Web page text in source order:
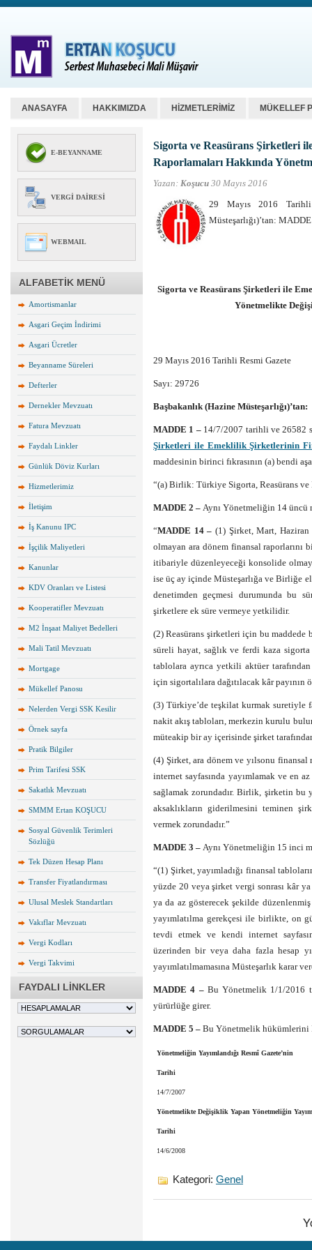
ANASAYFA HAKKIMIZDA HİZMETLERİMİZ MÜKELLEF
E-BEYANNAME
VERGI DAIRESI
WEBMAIL
ALFABETİK MENÜ
Amortismanlar
Asgari Geçim İndirimi
Asgari Ücretler
Beyanname Süreleri
Defterler
Dernekler Mevzuatı
Fatura Mevzuatı
Faydalı Linkler
Günlük Döviz Kurları
Hizmetlerimiz
İletişim
İş Kanunu IPC
İşçilik Maliyetleri
Kanunlar
KDV Oranları ve Listesi
Kooperatifler Mevzuatı
M2 İnşaat Maliyet Bedelleri
Mali Tatil Mevzuatı
Mortgage
Mükellef Panosu
Nelerden Vergi SSK Kesilir
Örnek sayfa
Pratik Bilgiler
Prim Tarifesi SSK
Sakatlık Mevzuatı
SMMM Ertan KOŞUCU
Sosyal Güvenlik Terimleri
Sözlüğü
Tek Düzen Hesap Planı
Transfer Fiyatlandırması
Ulusal Meslek Standartları
Vakıflar Mevzuatı
Vergi Kodları
Vergi Takvimi
FAYDALI LİNKLER
Sigorta ve Reasürans Şirketleri
Raporlamaları Hakkında
Yazan: Koşucu 30 Mayıs 2016
29 Mayıs 2016 Tarihli
Müsteşarlığı)’tan:
Sigorta ve Reasürans Şirketleri ile
Yönetmelikte
29 Mayıs 2016 Tarihli Resmi Gazete
Sayı: 29726
Başbakanlık (Hazine Müsteşarlığı)’tan:
MADDE 1 –14/7/2007 tarihli ve 26582
Şirketleri ile Emeklilik Şirketlerinin
maddesinin birinci fıkrasının (a) bendi
“(a) Birlik: Türkiye Sigorta, Reasürans
MADDE 2 – Aynı Yönetmeliğin 14 üncü
“MADDE 14 –(1) Şirket, Mart,
olmayan ara dönem finansal raporlarını
itibariyle düzenleyeceği konsolide
ise üç ay içinde Müsteşarlığa ve Birliğe
denetimden geçmesi durumunda bu
şirketlere ek süre vermeye yetkilidir.
(2) Reasürans şirketleri için bu
süreli hayat, sağlık ve ferdi kaza
tablolara ayrıca yetkili aktüer
için sigortalılara dağıtılacak kâr
(3) Türkiye’de teşkilat kurmak
nakit akış tabloları, merkezin kurulu
müteakip bir ay içerisinde şirket
(4) Şirket, ara dönem ve yılsonu
internet sayfasında yayımlamak ve en
sağlamak zorundadır. Birlik, şirketin
aksaklıkların giderilmesini teminen
vermek zorundadır.”
MADDE 3 – Aynı Yönetmeliğin 15 inci
“(1) Şirket, yayımladığı finansal
yüzde 20 veya şirket vergi sonrası kâr
ya da az gösterecek şekilde
yayımlatılma gerekçesi ile birlikte, on
tevdi etmek ve kendi internet
üzerinden bir veya daha fazla hesap
yayımlatılmamasına Müsteşarlık karar
MADDE 4 – Bu Yönetmelik 1/1/2016
yürürlüğe girer.
MADDE 5 – Bu Yönetmelik hükümlerini
Yönetmeliğin Yayımlandığı Resmî Gazete’nin
Tarihi
14/7/2007
Yönetmelikte Değişiklik Yapan Yönetmeliğin
Tarihi
14/6/2008
Kategori: Genel